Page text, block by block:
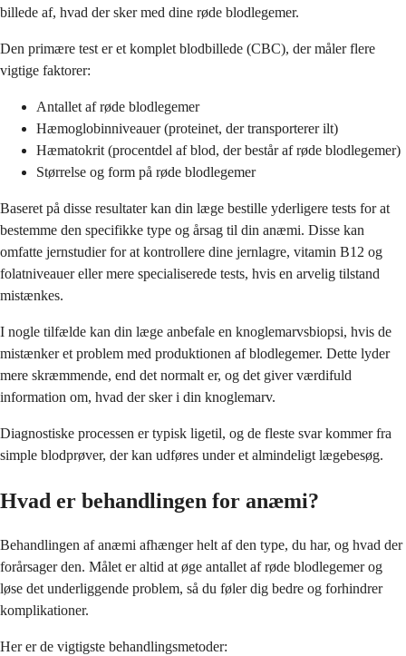
billede af, hvad der sker med dine røde blodlegemer.
Den primære test er et komplet blodbillede (CBC), der måler flere
vigtige faktorer:
Antallet af røde blodlegemer
Hæmoglobinniveauer (proteinet, der transporterer ilt)
Hæmatokrit (procentdel af blod, der består af røde blodlegemer)
Størrelse og form på røde blodlegemer
Baseret på disse resultater kan din læge bestille yderligere tests for at
bestemme den specifikke type og årsag til din anæmi. Disse kan
omfatte jernstudier for at kontrollere dine jernlagre, vitamin B12 og
folatniveauer eller mere specialiserede tests, hvis en arvelig tilstand
mistænkes.
I nogle tilfælde kan din læge anbefale en knoglemarvsbiopsi, hvis de
mistænker et problem med produktionen af blodlegemer. Dette lyder
mere skræmmende, end det normalt er, og det giver værdifuld
information om, hvad der sker i din knoglemarv.
Diagnostiske processen er typisk ligetil, og de fleste svar kommer fra
simple blodprøver, der kan udføres under et almindeligt lægebesøg.
Hvad er behandlingen for anæmi?
Behandlingen af anæmi afhænger helt af den type, du har, og hvad der
forårsager den. Målet er altid at øge antallet af røde blodlegemer og
løse det underliggende problem, så du føler dig bedre og forhindrer
komplikationer.
Her er de vigtigste behandlingsmetoder: